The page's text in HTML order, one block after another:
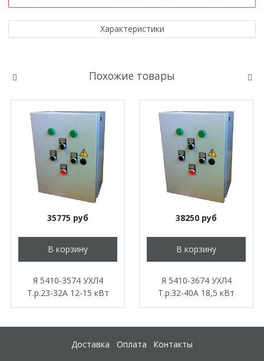
Характеристики
Похожие товары
35775 руб
В корзину
Я 5410-3574 УХЛ4
Т.р.23-32А 12-15 кВт
38250 руб
В корзину
Я 5410-3674 УХЛ4
Т.р.32-40А 18,5 кВт
Доставка Оплата Контакты